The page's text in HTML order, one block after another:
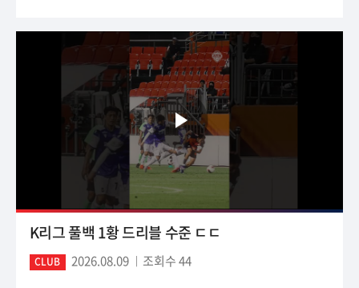
K리그 풀백 1황 드리블 수준 ㄷㄷ
CLUB 2026.08.09 조회수 44